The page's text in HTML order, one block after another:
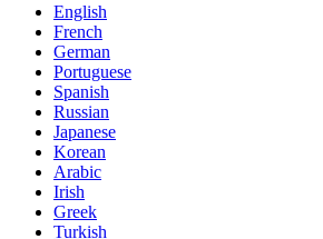
English
French
German
Portuguese
Spanish
Russian
Japanese
Korean
Arabic
Irish
Greek
Turkish